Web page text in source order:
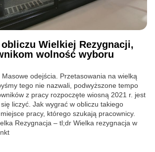
Wielkiej Rezygnacji,
wolność wyboru
odejścia. Przetasowania na wielką
tego nie nazwali, podwyższone tempo
z pracy rozpoczęte wiosną 2021 r. jest
liczyć. Jak wygrać w obliczu takiego
pracy, którego szukają pracownicy.
Rezygnacja – tl;dr Wielka rezygnacja w